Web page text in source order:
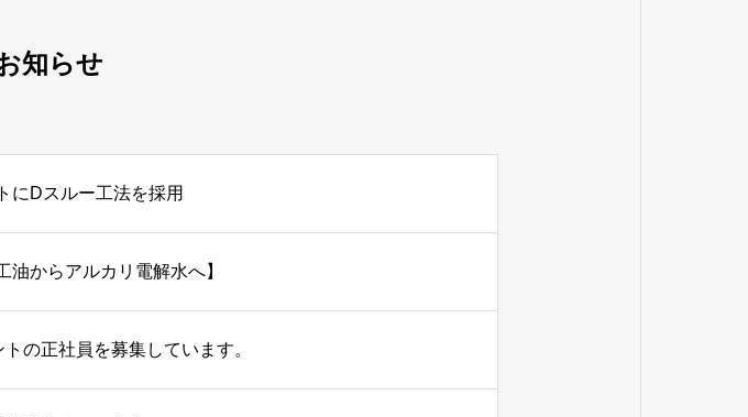
知らせ
にDスルー工法を採用
油からアルカリ電解水へ】
の正社員を募集しています。